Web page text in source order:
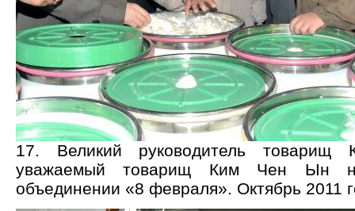
17. Великий руководитель
уважаемый товарищ Ким Чен Ын
объединении «8 февраля». Октябрь 2011